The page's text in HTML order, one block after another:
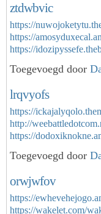
ztdwbvic
https://
https://
https://
Toegevoegd door
lrqvyofs
https://
http://
https://
Toegevoegd door
orwjwfov
https://
https://wakelet.com/